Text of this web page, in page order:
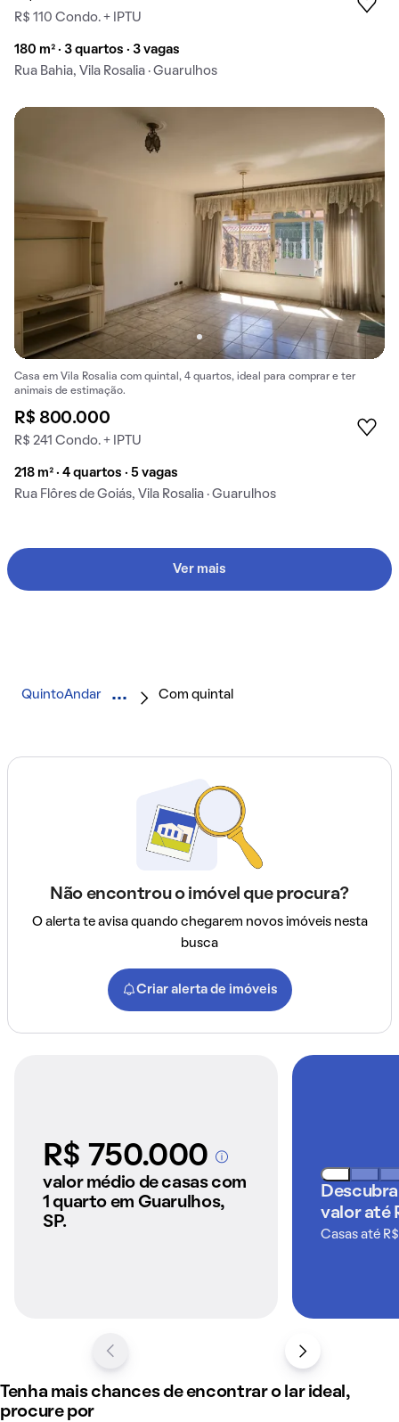
R$ 110 Condo. + IPTU
180 m² · 3 quartos · 3 vagas
Rua Bahia, Vila Rosalia · Guarulhos
Casa em Vila Rosalia com quintal, 4 quartos, ideal para comprar e ter
animais de estimação.
R$ 800.000
R$ 241 Condo. + IPTU
218 m² · 4 quartos · 5 vagas
Rua Flôres de Goiás, Vila Rosalia · Guarulhos
Ver mais
QuintoAndar Com quintal
Não encontrou o imóvel que procura?
O alerta te avisa quando chegarem novos imóveis nesta
busca
Criar alerta de imóveis
R$ 750.000A partir dos imóveis
anunciados pelo
valor médio de casas com
1 quarto em Guarulhos,
SP.
valor até
Casas até
Tenha mais chances de encontrar o lar ideal,
procure por